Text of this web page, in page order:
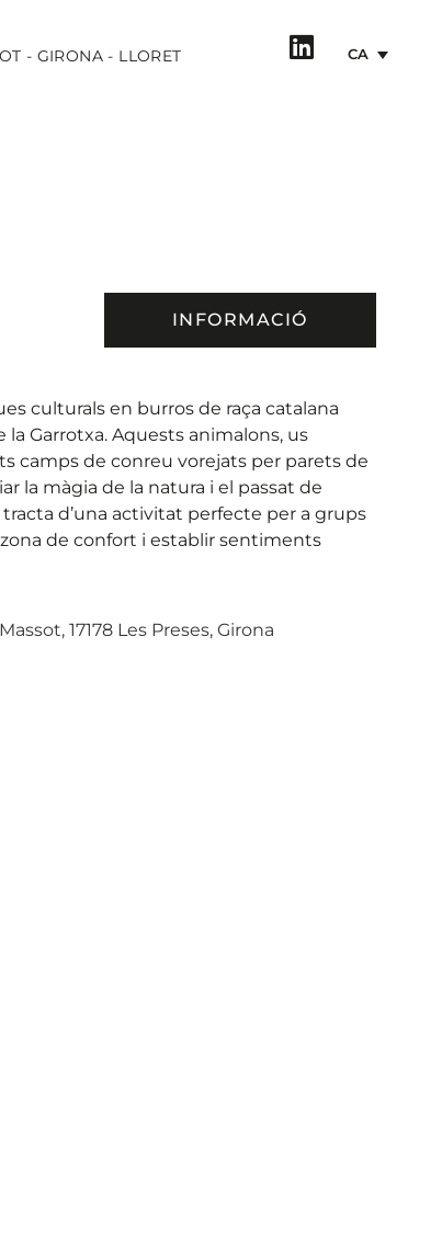
- GIRONA - LLORET CA
INFORMACIÓ
culturals en burros de raça catalana
Garrotxa. Aquests animalons, us
camps de conreu vorejats per parets de
la màgia de la natura i el passat de
tracta d’una activitat perfecte per a grups
de confort i establir sentiments
17178 Les Preses, Girona